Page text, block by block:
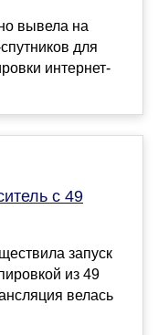
вывела на
для
интернет-
с 49
запуск
из 49
велась